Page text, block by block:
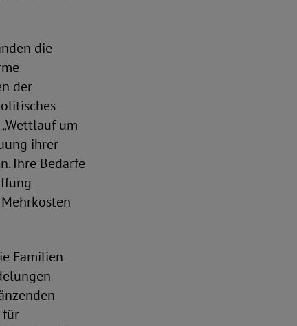
die
der
um
ihrer
Ihre Bedarfe
Familien
für